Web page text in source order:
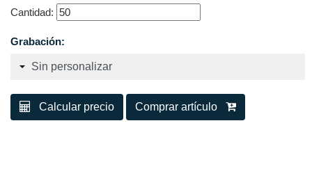
Cantidad:
Grabación:
Calcular precio Comprar artículo